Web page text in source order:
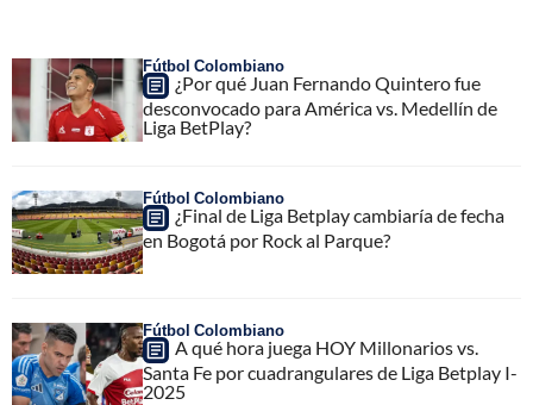
Fútbol Colombiano
¿Por qué Juan Fernando Quintero fue
desconvocado para América vs. Medellín de
Liga BetPlay?
Fútbol Colombiano
¿Final de Liga Betplay cambiaría de fecha
en Bogotá por Rock al Parque?
Fútbol Colombiano
A qué hora juega HOY Millonarios vs.
Santa Fe por cuadrangulares de Liga Betplay I-
2025